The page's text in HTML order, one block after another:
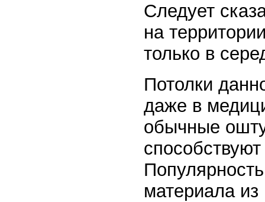
Следует
на
только в
Потолки
даже в
обычные
материала из